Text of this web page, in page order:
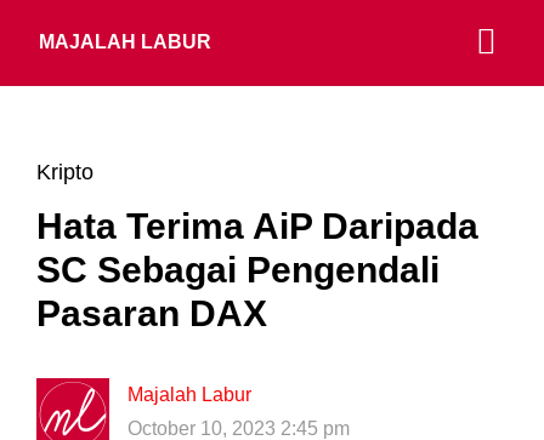
MAJALAH LABUR
Kripto
Hata Terima AiP Daripada
SC Sebagai Pengendali
Pasaran DAX
Majalah Labur
October 10, 2023 2:45 pm